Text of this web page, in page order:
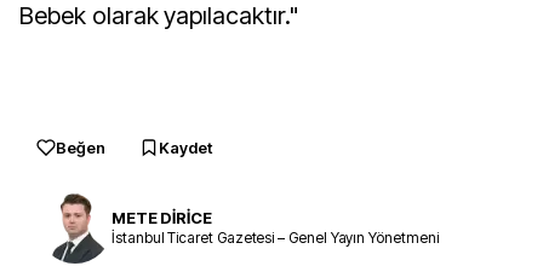
Bebek olarak yapılacaktır."
Beğen Kaydet
METE DİRİCE
İstanbul Ticaret Gazetesi – Genel Yayın Yönetmeni